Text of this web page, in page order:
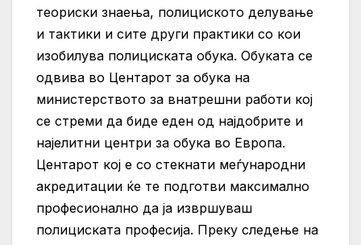
теориски знаења, полициското делување
и тактики и сите други практики со кои
изобилува полициската обука. Обуката се
одвива во Центарот за обука на
министерството за внатрешни работи кој
се стреми да биде еден од најдобрите и
најелитни центри за обука во Европа.
Центарот кој е со стекнати меѓународни
акредитации ќе те подготви максимално
професионално да ја извршуваш
полициската професија. Преку следење на